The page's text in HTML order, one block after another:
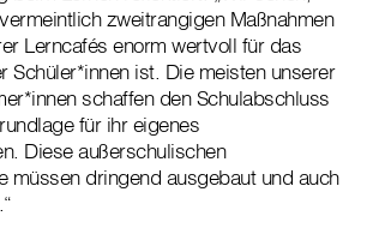
zweitrangigen Maßnahmen
Lerncafés enorm wertvoll für das
Schüler*innen ist. Die meisten unserer
schaffen den Schulabschluss
für ihr eigenes
Diese außerschulischen
müssen dringend ausgebaut und auch